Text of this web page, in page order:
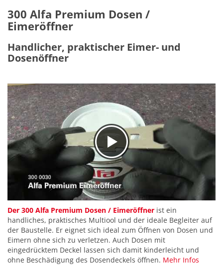
300 Alfa Premium Dosen /
Eimeröffner
Handlicher, praktischer Eimer- und
Dosenöffner
Der 300 Alfa Premium Dosen / Eimeröffner ist ein
handliches, praktisches Multiool und der ideale Begleiter auf
der Baustelle. Er eignet sich ideal zum Öffnen von Dosen und
Eimern ohne sich zu verletzen. Auch Dosen mit
eingedrücktem Deckel lassen sich damit kinderleicht und
ohne Beschädigung des Dosendeckels öffnen. Mehr Infos